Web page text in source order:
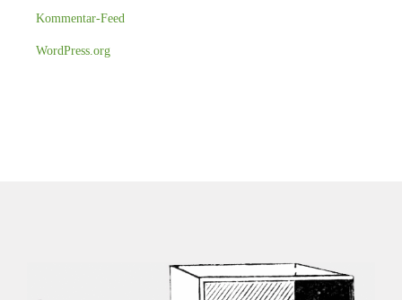
Kommentar-Feed
WordPress.org